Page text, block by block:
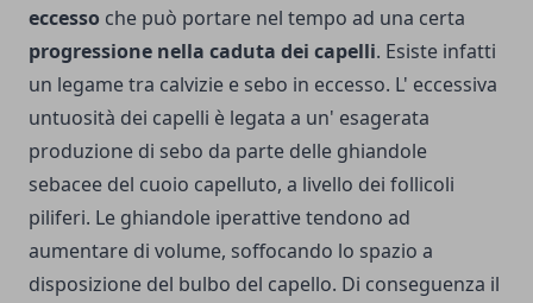
eccesso che può portare nel tempo ad una certa
progressione nella caduta dei capelli. Esiste infatti
un legame tra calvizie e sebo in eccesso. L' eccessiva
untuosità dei capelli è legata a un' esagerata
produzione di sebo da parte delle ghiandole
sebacee del cuoio capelluto, a livello dei follicoli
piliferi. Le ghiandole iperattive tendono ad
aumentare di volume, soffocando lo spazio a
disposizione del bulbo del capello. Di conseguenza il